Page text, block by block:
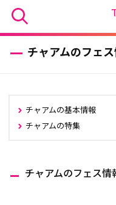
チャアムのフェ
チャアムの基本情報
チャアムの特集
チャアムのフェス情